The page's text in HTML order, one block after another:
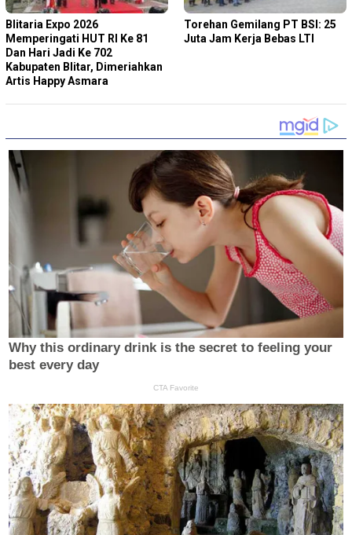
Blitaria Expo 2026
Memperingati HUT RI Ke 81
Dan Hari Jadi Ke 702
Kabupaten Blitar, Dimeriahkan
Artis Happy Asmara
Torehan Gemilang PT BSI: 25
Juta Jam Kerja Bebas LTI